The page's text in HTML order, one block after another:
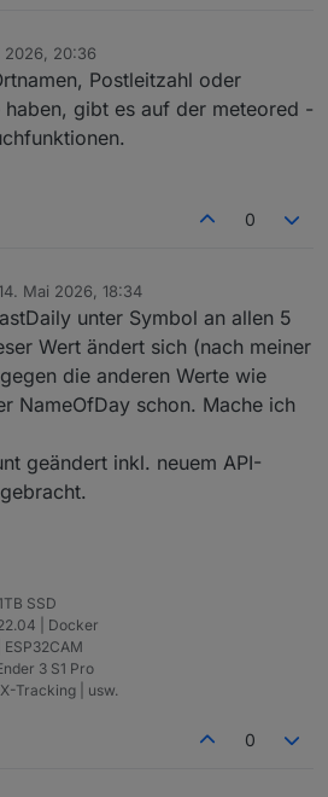
2026, 20:36
Postleitzahl oder
haben, gibt es auf der meteored -
0
Mai 2026, 18:34
von
unter Symbol an allen 5
Wert ändert sich (nach meiner
die anderen Werte wie
NameOfDay schon. Mache ich
geändert inkl. neuem API-
SSD
| Docker
ESP32CAM
3 S1 Pro
Tracking | usw.
0